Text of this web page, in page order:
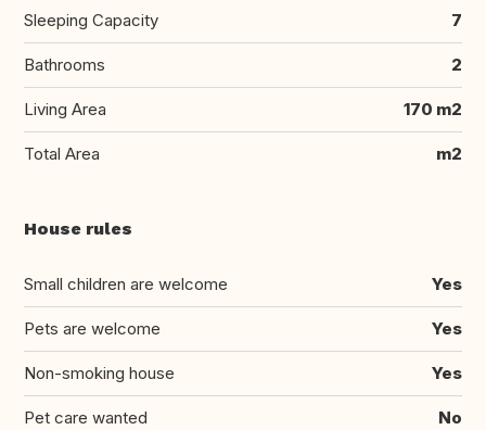
Sleeping Capacity 7
Bathrooms 2
Living Area 170 m2
Total Area m2
House rules
Small children are welcome Yes
Pets are welcome Yes
Non-smoking house Yes
Pet care wanted No